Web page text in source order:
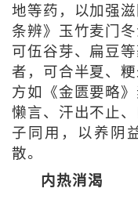
地等药，以加强
条辨》玉竹麦门
可伍谷芽、扁豆
者，可合半夏、
方如《金匮要略
懒言、汗出不止
子同用，以养阴
散。
内热消渴